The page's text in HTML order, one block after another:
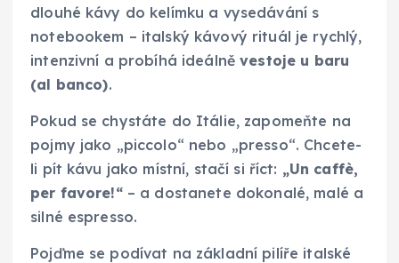
dlouhé kávy do kelímku a vysedávání s
notebookem – italský kávový rituál je rychlý,
intenzivní a probíhá ideálněvestoje u baru
(al banco).
Pokud se chystáte do Itálie, zapomeňte na
pojmy jako „piccolo“ nebo „presso“. Chcete-
li pít kávu jako místní, stačí si říct: „Un caffè,
per favore!“– a dostanete dokonalé, malé a
silné espresso.
Pojďme se podívat na základní pilíře italské